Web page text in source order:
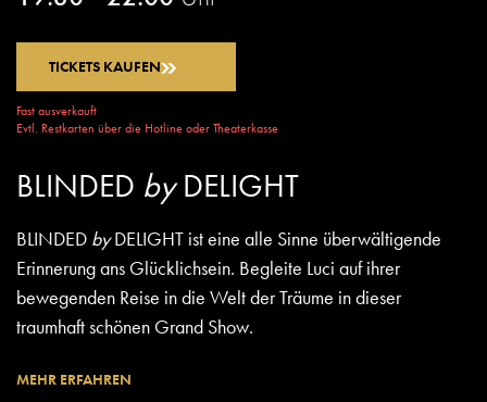
TICKETS KAUFEN
Fast ausverkauft
Evtl. Restkarten über die Hotline oder Theaterkasse
BLINDED byDELIGHT
BLINDED byDELIGHT ist eine alle Sinne überwältigende
Erinnerung ans Glücklichsein. Begleite Luci auf ihrer
bewegenden Reise in die Welt der Träume in dieser
traumhaft schönen Grand Show.
MEHR ERFAHREN